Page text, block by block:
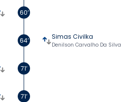
60’
64’ Simas Civilka
Denilson Carvalho Da Silva
71’
71’